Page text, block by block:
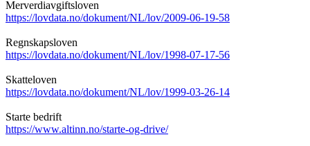
Merverdiavgiftsloven
https://lovdata.no/dokument/NL/lov/2009-06-19-58
Regnskapsloven
https://lovdata.no/dokument/NL/lov/1998-07-17-56
Skatteloven
https://lovdata.no/dokument/NL/lov/1999-03-26-14
Starte bedrift
https://www.altinn.no/starte-og-drive/